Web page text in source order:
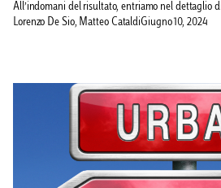
All’indomani del risultato, entriamo nel dettaglio di
Lorenzo De Sio, Matteo CataldiGiugno 10, 2024